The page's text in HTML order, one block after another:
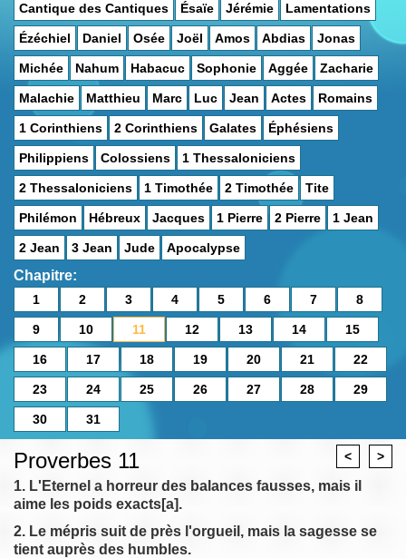
Cantique des Cantiques Ésaïe Jérémie Lamentations
Ézéchiel Daniel Osée Joël Amos Abdias Jonas
Michée Nahum Habacuc Sophonie Aggée Zacharie
Malachie Matthieu Marc Luc Jean Actes Romains
1 Corinthiens 2 Corinthiens Galates Éphésiens
Philippiens Colossiens 1 Thessaloniciens
2 Thessaloniciens 1 Timothée 2 Timothée Tite
Philémon Hébreux Jacques 1 Pierre 2 Pierre 1 Jean
2 Jean 3 Jean Jude Apocalypse
Chapitre:
1 2 3 4 5 6 7 8
9 10 11 12 13 14 15
16 17 18 19 20 21 22
23 24 25 26 27 28 29
30 31
< >
Proverbes 11
1. L'Eternel a horreur des balances fausses, mais il
aime les poids exacts[a].
2. Le mépris suit de près l'orgueil, mais la sagesse se
tient auprès des humbles.